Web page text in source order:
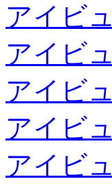
アイビ
アイビ
アイビ
アイビ
アイビ